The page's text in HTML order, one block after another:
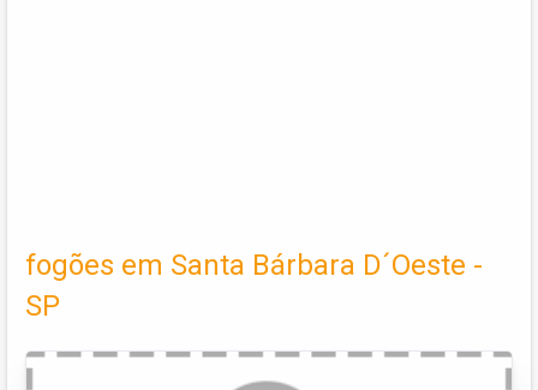
fogões em Santa Bárbara D´Oeste -
SP